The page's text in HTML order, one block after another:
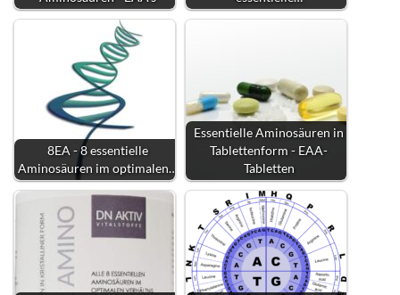
8EA - 8 essentielle
Aminosäuren im optimalen…
Essentielle Aminosäuren in
Tablettenform - EAA-
Tabletten